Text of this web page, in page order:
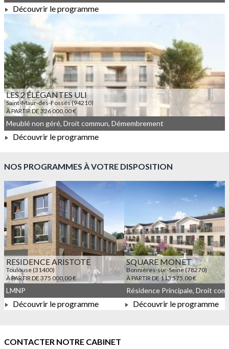
À PARTIR DE 188 650,00 €
Découvrir le programme
LES 2 ÉLÉGANTES ULI
Saint-Maur-des-Fossés (94210)
À PARTIR DE 326 000,00 €
À PARTIR DE 326 000,00 €
Meublé non géré, Droit commun, Démembrement
Découvrir le programme
NOS PROGRAMMES À VOTRE DISPOSITION
RESIDENCE ARISTOTE
Toulouse (31400)
À PARTIR DE 375 000,00 €
À PARTIR DE 375 000,00 €
LMNP
Découvrir le programme
SQUARE MONET
Bonnières-sur-Seine (78270)
À PARTIR DE 113 575,00 €
Découvrir le programme
CONTACTER NOTRE CABINET